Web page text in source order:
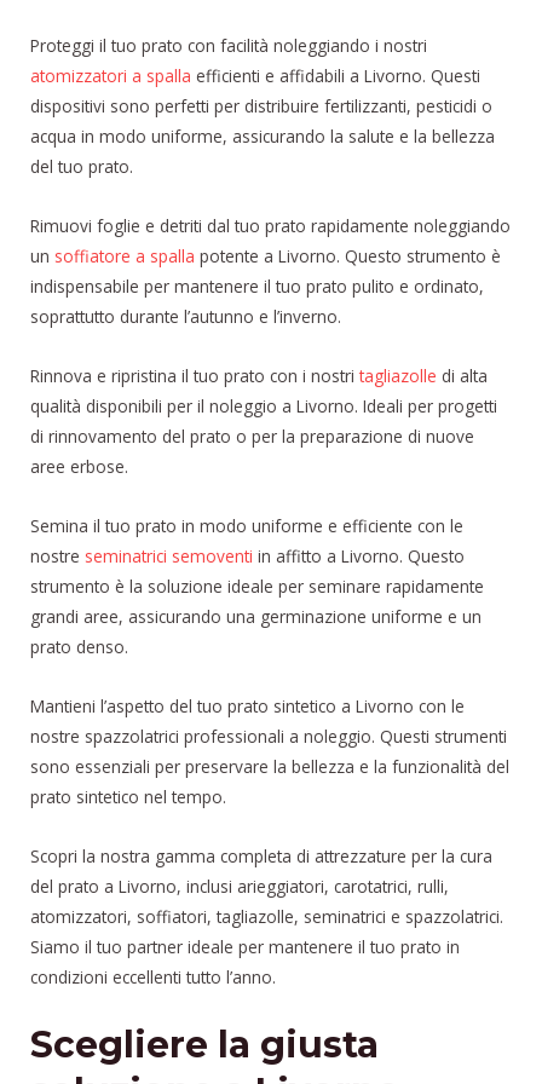
Proteggi il tuo prato con facilità noleggiando i nostri
atomizzatori a spalla efficienti e affidabili a Livorno. Questi
dispositivi sono perfetti per distribuire fertilizzanti, pesticidi o
acqua in modo uniforme, assicurando la salute e la bellezza
del tuo prato.
Rimuovi foglie e detriti dal tuo prato rapidamente noleggiando
un soffiatore a spalla potente a Livorno. Questo strumento è
indispensabile per mantenere il tuo prato pulito e ordinato,
soprattutto durante l’autunno e l’inverno.
Rinnova e ripristina il tuo prato con i nostritagliazolle di alta
qualità disponibili per il noleggio a Livorno. Ideali per progetti
di rinnovamento del prato o per la preparazione di nuove
aree erbose.
Semina il tuo prato in modo uniforme e efficiente con le
nostre seminatrici semoventi in affitto a Livorno. Questo
strumento è la soluzione ideale per seminare rapidamente
grandi aree, assicurando una germinazione uniforme e un
prato denso.
Mantieni l’aspetto del tuo prato sintetico a Livorno con le
nostre spazzolatrici professionali a noleggio. Questi strumenti
sono essenziali per preservare la bellezza e la funzionalità del
prato sintetico nel tempo.
Scopri la nostra gamma completa di attrezzature per la cura
del prato a Livorno, inclusi arieggiatori, carotatrici, rulli,
atomizzatori, soffiatori, tagliazolle, seminatrici e spazzolatrici.
Siamo il tuo partner ideale per mantenere il tuo prato in
condizioni eccellenti tutto l’anno.
Scegliere la giusta